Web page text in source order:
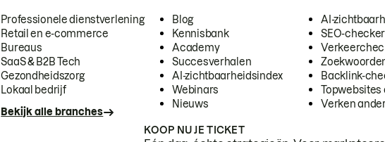
Professionele dienstverlening
Retail en e-commerce
Bureaus
SaaS & B2B Tech
Gezondheidszorg
Lokaal bedrijf
Bekijk alle branches
Blog
Kennisbank
Academy
Succesverhalen
AI-zichtbaarheidsindex
Webinars
Nieuws
AI-
SEO-checker
Backlink-
Topwebsites
Verken
KOOP NU JE TICKET